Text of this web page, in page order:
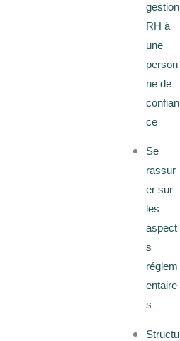
gestion
RH à
une
person
ne de
confian
ce
Se
rassur
er sur
les
aspect
s
réglem
entaire
s
Structu